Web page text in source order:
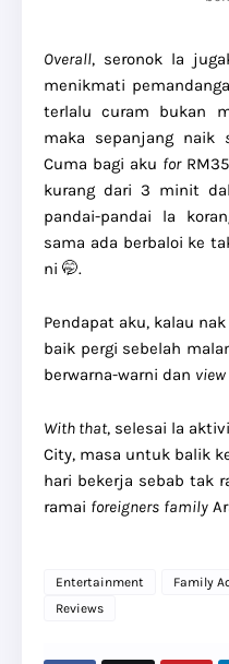
Overall, seronok la
menikmati
terlalu curam bukan
maka sepanjang naik
Cuma bagi aku for
kurang dari 3 minit
pandai-pandai la
sama ada berbaloi ke
ni 🤭.
Pendapat aku, kalau
baik pergi sebelah
berwarna-warni dan view
With that, selesai la
City, masa untuk balik
hari bekerja sebab tak
ramai foreigners family
Entertainment Family
Reviews